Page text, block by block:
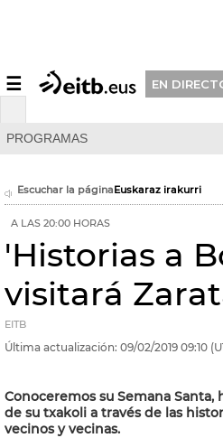
☰ EN
PROGRAMAS
Escuchar la páginaEuskaraz irakurri
A LAS 20:00 HORAS
'Historias a
visitará
EITB
Última actualización: 09/02/2019 09:10
Conoceremos su Semana
de su txakoli a través de las
vecinos y vecinas.